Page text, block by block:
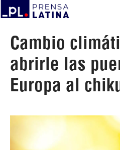
Cambio
abrirle las
Europa al